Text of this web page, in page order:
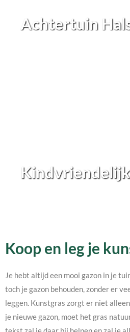
Achtertuin
Kindvriendelijk
Koop en leg je
Je hebt altijd een mooi gazon in je
toch je gazon behouden, zonder er
leggen. Kunstgras zorgt er niet
je nieuwe gazon, moet het gras